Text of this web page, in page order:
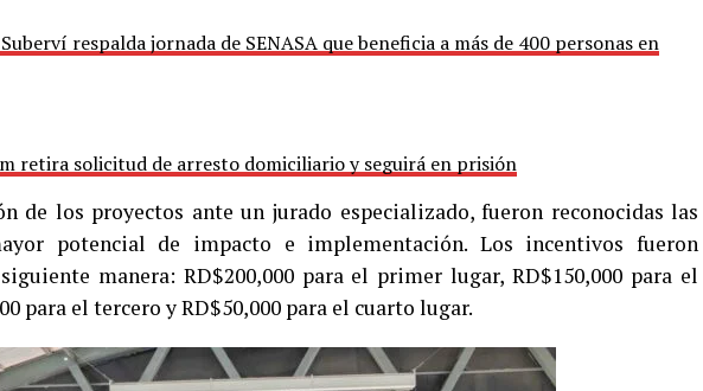
respalda jornada de SENASA que beneficia a más de 400 personas en
retira solicitud de arresto domiciliario y seguirá en prisión
de los proyectos ante un jurado especializado, fueron reconocidas las
potencial de impacto e implementación. Los incentivos fueron
manera: RD$200,000 para el primer lugar, RD$150,000 para el
para el tercero y RD$50,000 para el cuarto lugar.